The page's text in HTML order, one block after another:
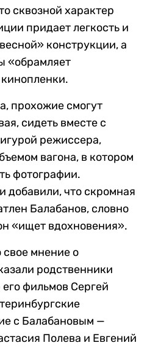
сквозной характер
придает легкость и
конструкции, а
«обрамляет
прохожие смогут
сидеть вместе с
режиссера,
вагона, в котором
фотографии.
добавили, что скромная
Балабанов, словно
«ищет вдохновения».
свое мнение о
родственники
фильмов Сергей
с Балабановым —
Полева и Евгений